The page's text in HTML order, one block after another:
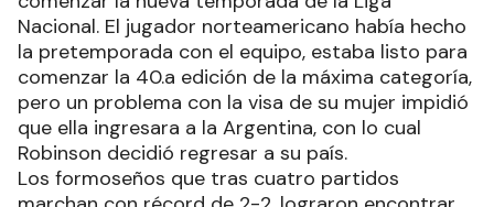
Nacional. El jugador norteamericano había hecho
la pretemporada con el equipo, estaba listo para
comenzar la 40.a edición de la máxima categoría,
pero un problema con la visa de su mujer impidió
que ella ingresara a la Argentina, con lo cual
Robinson decidió regresar a su país.
Los formoseños que tras cuatro partidos